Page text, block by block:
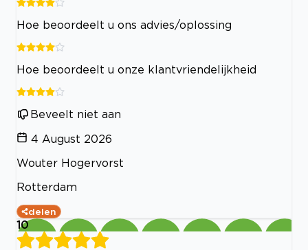
Hoe beoordeelt u ons advies/oplossing
Hoe beoordeelt u onze klantvriendelijkheid
Beveelt niet aan
4 August 2026
Wouter Hogervorst
Rotterdam
delen
10